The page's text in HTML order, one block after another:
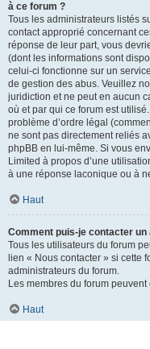
à ce forum ?
Tous les administrateurs listés
contact approprié concernant
réponse de leur part, vous
(dont les informations sont
celui-ci fonctionne sur un
de gestion des abus. Veuillez
juridiction et ne peut en aucun
où et par qui ce forum est
problème d’ordre légal
ne sont pas directement reliés
phpBB en lui-même. Si vous
Limited à propos d’une
à une réponse laconique ou à
Haut
Comment puis-je contacter
Tous les utilisateurs du forum
lien « Nous contacter » si cette
administrateurs du forum.
Les membres du forum
Haut